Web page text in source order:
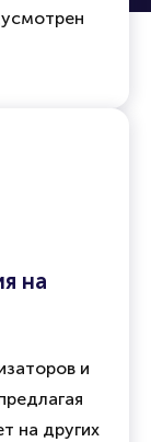
на
и
на других